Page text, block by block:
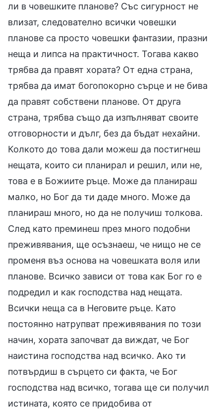
ли в човешките планове? Със сигурност не
влизат, следователно всички човешки
планове са просто човешки фантазии, празни
неща и липса на практичност. Тогава какво
трябва да правят хората? От една страна,
трябва да имат богопокорно сърце и не бива
да правят собствени планове. От друга
страна, трябва също да изпълняват своите
отговорности и дълг, без да бъдат нехайни.
Колкото до това дали можеш да постигнеш
нещата, които си планирал и решил, или не,
това е в Божиите ръце. Може да планираш
малко, но Бог да ти даде много. Може да
планираш много, но да не получиш толкова.
След като преминеш през много подобни
преживявания, ще осъзнаеш, че нищо не се
променя въз основа на човешката воля или
планове. Всичко зависи от това как Бог го е
подредил и как господства над нещата.
Всички неща са в Неговите ръце. Като
постоянно натрупват преживявания по този
начин, хората започват да виждат, че Бог
наистина господства над всичко. Ако ти
потвърдиш в сърцето си факта, че Бог
господства над всичко, тогава ще си получил
истината, която се придобива от